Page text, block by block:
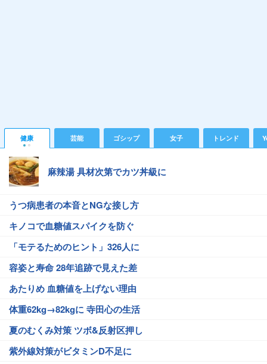
健康 芸能 ゴシップ 女子 トレンド
麻辣湯 具材次第でカツ丼級に
うつ病患者の本音とNGな接し方
キノコで血糖値スパイクを防ぐ
「モテるためのヒント」326人に
容姿と寿命 28年追跡で見えた差
あたりめ 血糖値を上げない理由
体重62kg→82kgに 寺田心の生活
夏のむくみ対策 ツボ&反射区押し
紫外線対策がビタミンD不足に